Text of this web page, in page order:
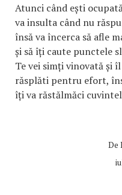
Atunci când ești
va insulta când nu
însă va încerca să afle
și să îți caute punctele
Te vei simți vinovată și
răsplăti pentru efort,
îți va răstălmăci
De